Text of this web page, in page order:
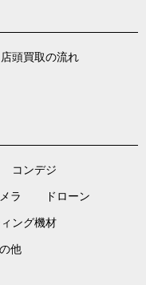
店頭買取の流れ
コンデジ
ラ ドローン
ング機材
他